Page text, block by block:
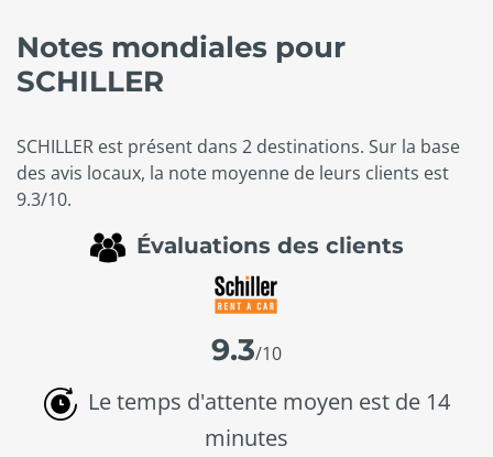
Notes mondiales pour
SCHILLER
SCHILLER est présent dans 2 destinations. Sur la base
des avis locaux, la note moyenne de leurs clients est
9.3/10.
Évaluations des clients
9.3/10
Le temps d'attente moyen est de 14
minutes